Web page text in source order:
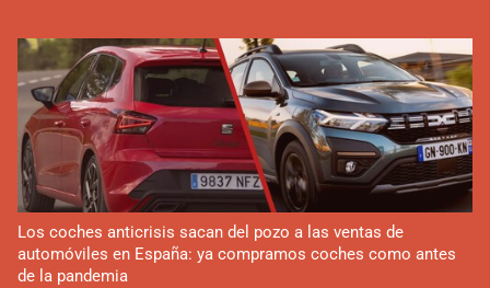
Los coches anticrisis sacan del pozo a las ventas de
automóviles en España: ya compramos coches como antes
de la pandemia